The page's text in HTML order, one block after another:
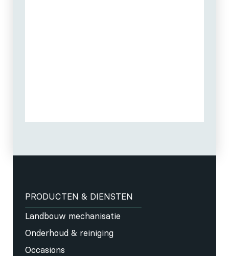
PRODUCTEN & DIENSTEN
Landbouw mechanisatie
Onderhoud & reiniging
Occasions